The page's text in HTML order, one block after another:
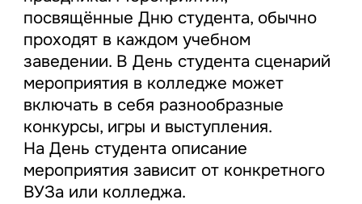
посвящённые Дню студента, обычно
проходят в каждом учебном
заведении. В День студента сценарий
мероприятия в колледже может
включать в себя разнообразные
конкурсы, игры и выступления.
На День студента описание
мероприятия зависит от конкретного
ВУЗа или колледжа.